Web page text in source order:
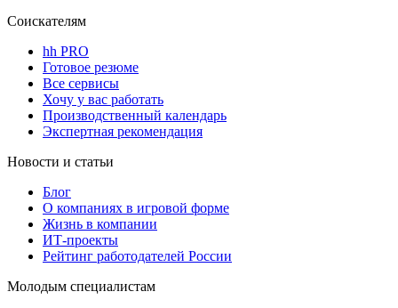
Соискателям
hh PRO
Готовое резюме
Все сервисы
Хочу у вас работать
Производственный календарь
Экспертная рекомендация
Новости и статьи
Блог
О компаниях в игровой форме
Жизнь в компании
ИТ-проекты
Рейтинг работодателей России
Молодым специалистам